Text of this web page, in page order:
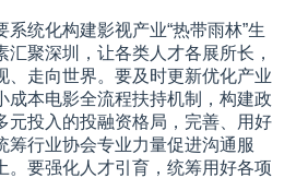
统化构建影视产业“热带雨林”生
汇聚深圳，让各类人才各展所长，
、走向世界。要及时更新优化产业
成本电影全流程扶持机制，构建政
元投入的投融资格局，完善、用好
筹行业协会专业力量促进沟通服
。要强化人才引育，统筹用好各项